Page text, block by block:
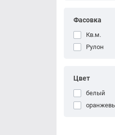
Фасовка
Кв.м.
Рулон
Цвет
белый